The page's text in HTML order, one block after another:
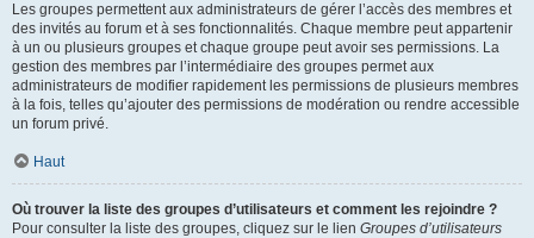
Les groupes permettent aux administrateurs de gérer l’accès des membres et
des invités au forum et à ses fonctionnalités. Chaque membre peut appartenir
à un ou plusieurs groupes et chaque groupe peut avoir ses permissions. La
gestion des membres par l’intermédiaire des groupes permet aux
administrateurs de modifier rapidement les permissions de plusieurs membres
à la fois, telles qu’ajouter des permissions de modération ou rendre accessible
un forum privé.
Haut
Où trouver la liste des groupes d’utilisateurs et comment les rejoindre ?
Pour consulter la liste des groupes, cliquez sur le lien Groupes d’utilisateurs